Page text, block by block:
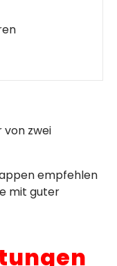
von zwei
empfehlen
mit guter